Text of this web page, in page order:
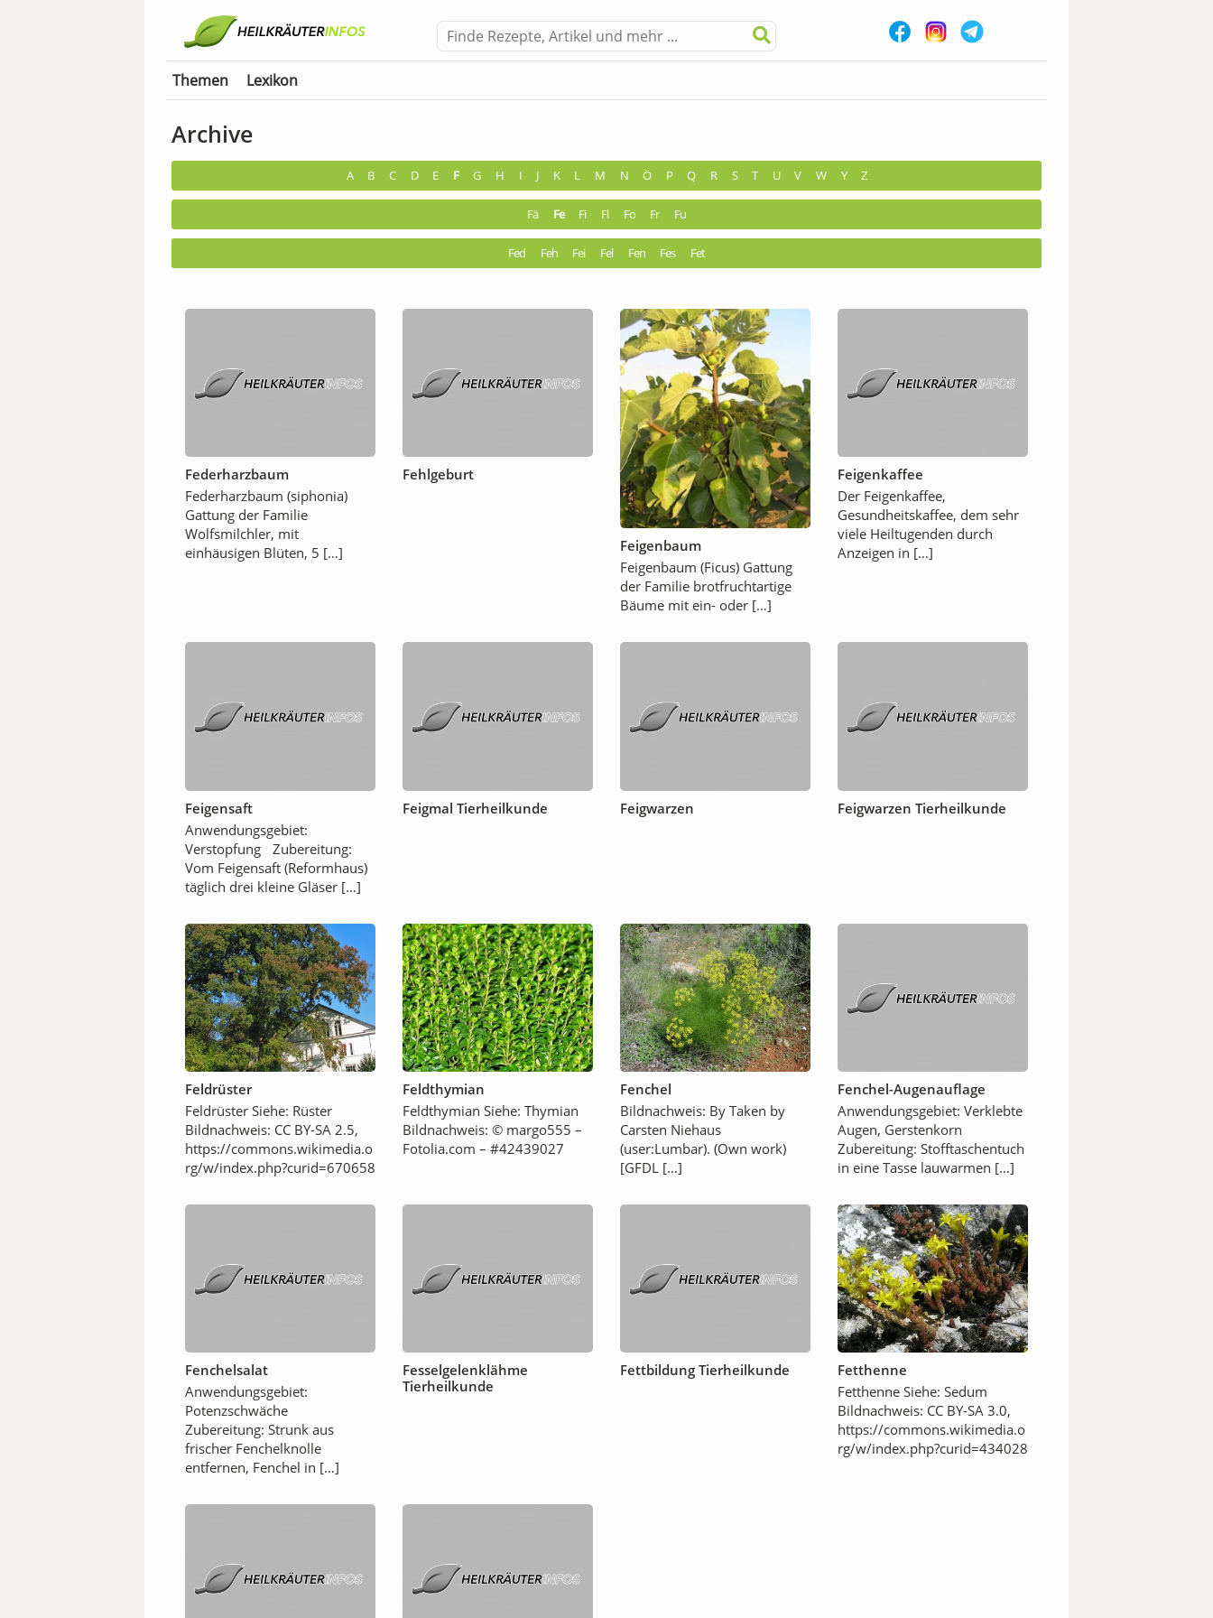
Themen Lexikon
Archive
A B C D E F G H I J K L M N Ö P Q R S T U V W Y Z
Fä Fe Fi Fl Fo Fr Fu
Fed Feh Fei Fel Fen Fes Fet
Federharzbaum
Federharzbaum (siphonia)
Gattung der Familie
Wolfsmilchler, mit
einhäusigen Blüten, 5 […]
Fehlgeburt
Feigenbaum
Feigenbaum (Ficus) Gattung
der Familie brotfruchtartige
Bäume mit ein- oder […]
Feigenkaffee
Der Feigenkaffee,
Gesundheitskaffee, dem sehr
viele Heiltugenden durch
Anzeigen in […]
Feigensaft
Anwendungsgebiet:
Verstopfung Zubereitung:
Vom Feigensaft (Reformhaus)
täglich drei kleine Gläser […]
Feigmal Tierheilkunde Feigwarzen Feigwarzen Tierheilkunde
Feldrüster
Feldrüster Siehe: Rüster
Bildnachweis: CC BY-SA 2.5,
https://commons.wikimedia.o
rg/w/index.php?curid=670658
Feldthymian
Feldthymian Siehe: Thymian
Bildnachweis: © margo555 –
Fotolia.com – #42439027
Fenchel
Bildnachweis: By Taken by
Carsten Niehaus
(user:Lumbar). (Own work)
[GFDL […]
Fenchel-Augenauflage
Anwendungsgebiet: Verklebte
Augen, Gerstenkorn
Zubereitung: Stofftaschentuch
in eine Tasse lauwarmen […]
Fenchelsalat
Anwendungsgebiet:
Potenzschwäche
Zubereitung: Strunk aus
frischer Fenchelknolle
entfernen, Fenchel in […]
Fesselgelenklähme
Tierheilkunde
Fettbildung Tierheilkunde
Fetthenne
Fetthenne Siehe: Sedum
Bildnachweis: CC BY-SA 3.0,
https://commons.wikimedia.o
rg/w/index.php?curid=434028